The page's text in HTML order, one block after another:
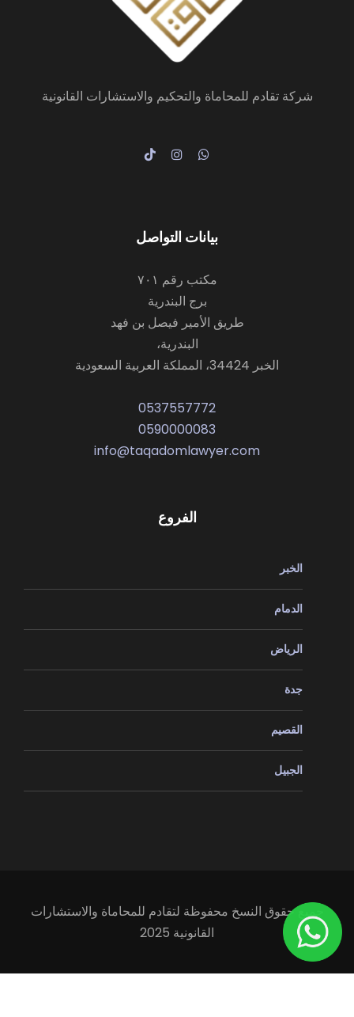
شركة تقادم للمحاماة والتحكيم والاستشارات القانونية
بيانات التواصل
مكتب رقم ٧٠١
برج البندرية
طريق الأمير فيصل بن فهد
البندرية،
الخبر 34424، المملكة العربية السعودية
0537557772
0590000083
info@taqadomlawyer.com
الفروع
الخبر
الدمام
الرياض
جدة
القصيم
الجبيل
جميع حقوق النسخ محفوظة لتقادم للمحاماة والاستشارات
القانونية 2025